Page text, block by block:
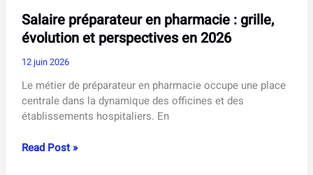
Salaire préparateur en pharmacie : grille,
évolution et perspectives en 2026
12 juin 2026
Le métier de préparateur en pharmacie occupe une place
centrale dans la dynamique des officines et des
établissements hospitaliers. En
Salaire
Read Post »